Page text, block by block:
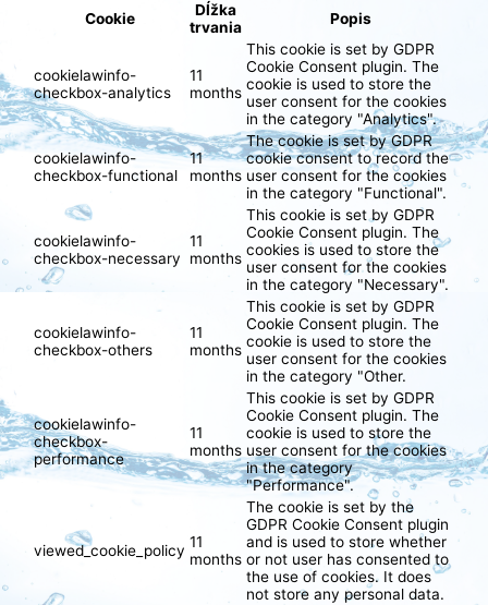
Cookie
Dĺžka
trvania
Popis
cookielawinfo-
checkbox-analytics
11
months
This cookie is set by GDPR
Cookie Consent plugin. The
cookie is used to store the
user consent for the cookies
in the category "Analytics".
cookielawinfo-
checkbox-functional
11
months
The cookie is set by GDPR
cookie consent to record the
user consent for the cookies
in the category "Functional".
cookielawinfo-
checkbox-necessary
11
months
This cookie is set by GDPR
Cookie Consent plugin. The
cookies is used to store the
user consent for the cookies
in the category "Necessary".
cookielawinfo-
checkbox-others
11
months
This cookie is set by GDPR
Cookie Consent plugin. The
cookie is used to store the
user consent for the cookies
in the category "Other.
cookielawinfo-
checkbox-
performance
11
months
This cookie is set by GDPR
Cookie Consent plugin. The
cookie is used to store the
user consent for the cookies
in the category
"Performance".
viewed_cookie_policy 11
months
The cookie is set by the
GDPR Cookie Consent plugin
and is used to store whether
or not user has consented to
the use of cookies. It does
not store any personal data.